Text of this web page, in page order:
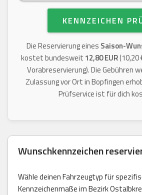
KENNZEICHEN
Die Reservierung eines Saison-
kostet bundesweit 12,80 EUR(10,20
Vorabreservierung). Die Gebühren
Zulassung vor Ort in Bopfingen
Prüfservice ist für dich
Wunschkennzeichen
Wähle deinen Fahrzeugtyp für
Kennzeichenmaße im Bezirk